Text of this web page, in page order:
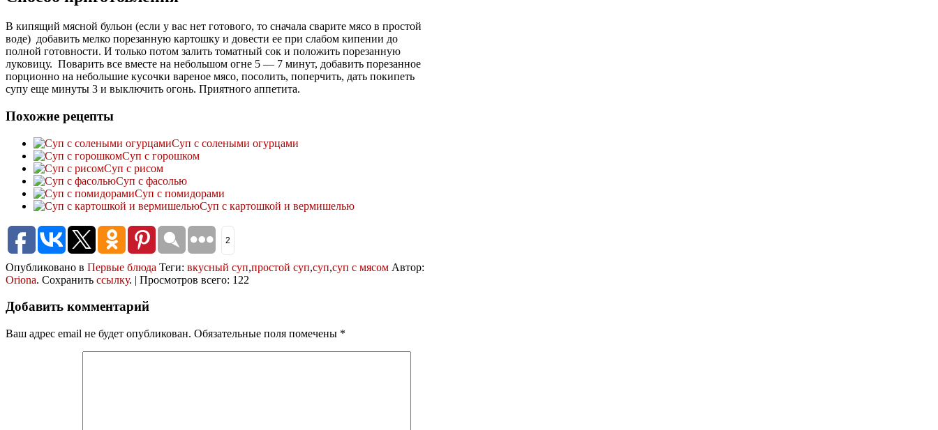
В кипящий мясной бульон (если у вас нет готового, то сначала сварите мясо в простой
воде) добавить мелко порезанную картошку и довести ее при слабом кипении до
полной готовности. И только потом залить томатный сок и положить порезанную
луковицу. Поварить все вместе на небольшом огне 5 — 7 минут, добавить порезанное
порционно на небольшие кусочки вареное мясо, посолить, поперчить, дать покипеть
супу еще минуты 3 и выключить огонь. Приятного аппетита.
Похожие рецепты
Суп с солеными огурцами
Суп с горошком
Суп с рисом
Суп с фасолью
Суп с помидорами
Суп с картошкой и вермишелью
2
Опубликовано в Первые блюда Теги: вкусный суп,простой суп,суп,суп с мясом Автор:
Oriona. Сохранить ссылку. | Просмотров всего: 122
Добавить комментарий
Ваш адрес email не будет опубликован. Обязательные поля помечены *